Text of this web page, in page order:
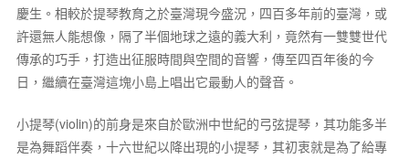
慶生。相較於提琴教育之於臺灣現今盛況，四百多年前的臺灣，或
許還無人能想像，隔了半個地球之遠的義大利，竟然有一雙雙世代
傳承的巧手，打造出征服時間與空間的音響，傳至四百年後的今
日，繼續在臺灣這塊小島上唱出它最動人的聲音。
小提琴(violin)的前身是來自於歐洲中世紀的弓弦提琴，其功能多半
是為舞蹈伴奏，十六世紀以降出現的小提琴，其初衷就是為了給專